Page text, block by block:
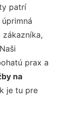
patrí
prax a
na
je tu pre